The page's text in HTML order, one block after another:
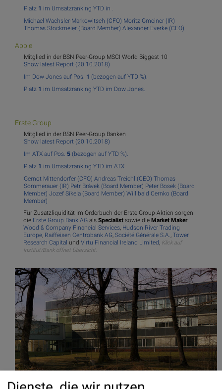
Platz 1 im Umsatzranking YTD in .
Michael Wachsler-Markowitsch (CFO) Moritz Gmeiner (IR)
Thomas Stockmeier (Board Member) Alexander Everke (CEO)
Apple
Mitglied in der BSN Peer-Group MSCI World Biggest 10
Show latest Report (20.10.2018)
Im Dow Jones auf Pos. 1 (bezogen auf YTD %).
Platz 1 im Umsatzranking YTD im Dow Jones.
Erste Group
Mitglied in der BSN Peer-Group Banken
Show latest Report (20.10.2018)
Im ATX auf Pos. 5 (bezogen auf YTD %).
Platz 1 im Umsatzranking YTD im ATX.
Gernot Mittendorfer (CFO) Andreas Treichl (CEO) Thomas
Sommerauer (IR) Petr Brávek (Board Member) Peter Bosek (Board
Member) Jozef Síkela (Board Member) Willibald Cernko (Board
Member)
Für Zusatzliquidität im Orderbuch der Erste Group-Aktien sorgen
die Erste Group Bank AG als Specialist sowie die Market Maker
Wood & Company Financial Services, Hudson River Trading
Europe, Raiffeisen Centrobank AG, Société Générale S.A., Tower
Research Capital und Virtu Financial Ireland Limited , Klick auf
Institut/Bank öffnet Übersicht.